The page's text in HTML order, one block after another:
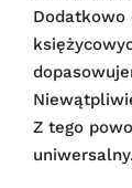
Dodatkowo
Z tego
uniwersalny.